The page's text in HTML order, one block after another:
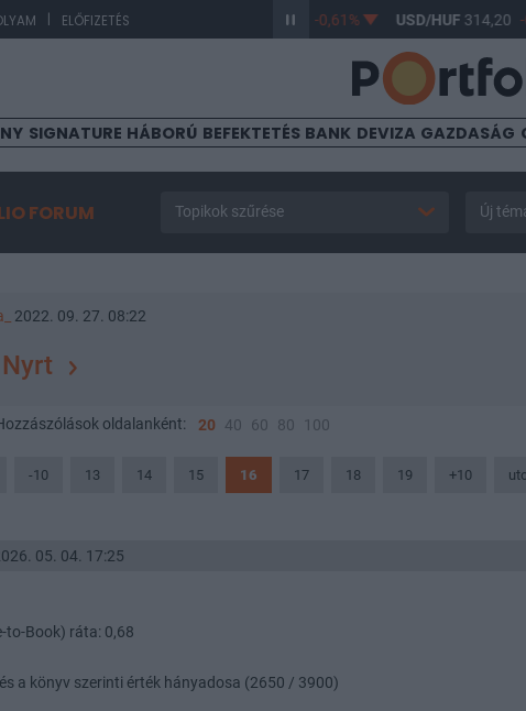
| ELŐFIZETÉS -0,61% USD/HUF314,20 -
SIGNATURE HÁBORÚ BEFEKTETÉS BANK DEVIZA GAZDASÁG
FORUM Topikok szűrése Új
2022. 09. 27. 08:22
oldalanként: 20 40 60 80 100
-10 13 14 15 16 17 18 19 +10
05. 04. 17:25
to-Book) ráta: 0,68
a könyv szerinti érték hányadosa (2650 / 3900)